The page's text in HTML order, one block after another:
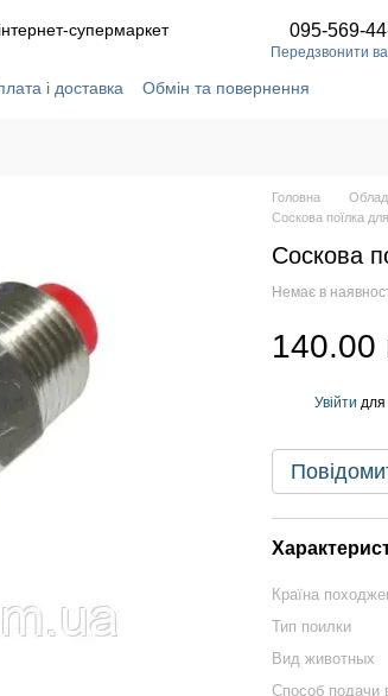
супермаркет
095-569-
Передзвонити
і доставка
Обмін та повернення
Головна
Соскова поїлка
Соскова
Немає в
140.00
Увійти для
Країна
Тип поилки
Вид животных
Способ подачи